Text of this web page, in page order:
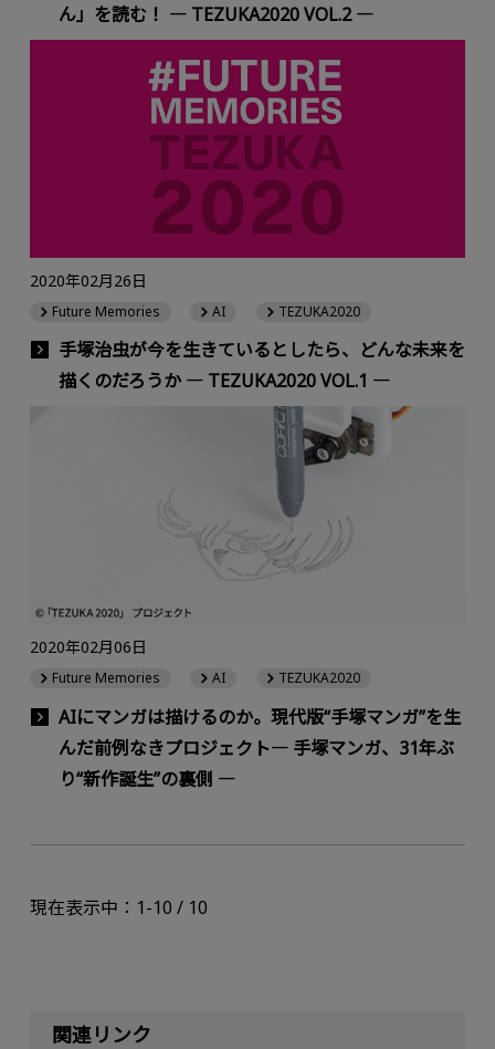
ん」を読む！ ― TEZUKA2020 VOL.2 ―
手塚治虫が今を生きているとしたら、どんな未来を
描くのだろうか ― TEZUKA2020 VOL.1 ―
2020年02月26日
Future Memories AI TEZUKA2020
AIにマンガは描けるのか。現代版“手塚マンガ”を生
んだ前例なきプロジェクト― 手塚マンガ、31年ぶ
り“新作誕生”の裏側 ―
2020年02月06日
Future Memories AI TEZUKA2020
現在表示中：1-10 / 10
関連リンク